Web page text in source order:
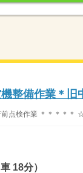
整備作業＊旧
検作業 ＊＊＊＊＊
18分）